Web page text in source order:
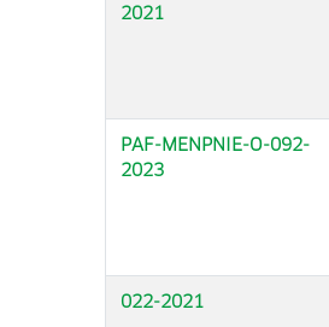
2021
PAF-MENPNIE-O-092-
2023
022-2021